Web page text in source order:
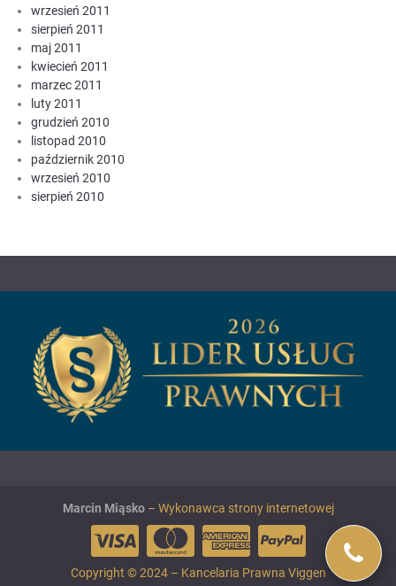
wrzesień 2011
sierpień 2011
maj 2011
kwiecień 2011
marzec 2011
luty 2011
grudzień 2010
listopad 2010
październik 2010
wrzesień 2010
sierpień 2010
Marcin Miąsko– Wykonawca strony internetowej
Copyright © 2024 – Kancelaria Prawna Viggen